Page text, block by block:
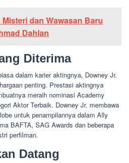
dan Wawasan Baru
Dahlan
Diterima
dalam karier aktingnya, Downey Jr.
penting. Prestasi aktingnya
meraih nominasi Academy
Aktor Terbaik. Downey Jr. membawa
untuk penampilannya dalam Ally
BAFTA, SAG Awards dan beberapa
perfilman.
Datang